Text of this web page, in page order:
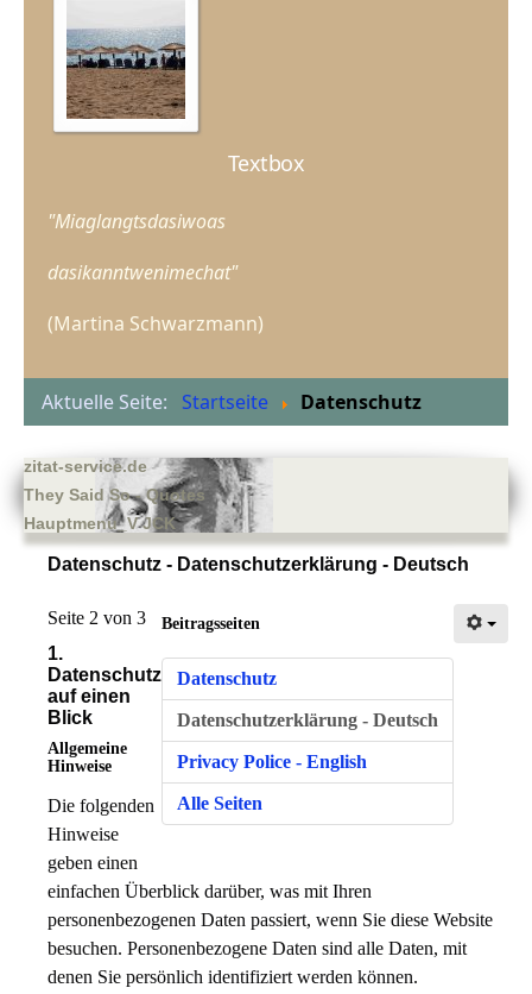
Textbox
"Miaglangtsdasiwoas
dasikanntwenimechat"
(Martina Schwarzmann)
Aktuelle Seite: Startseite Datenschutz
zitat-service.de
They Said So - Quotes
Hauptmenu_V JCK
Datenschutz - Datenschutzerklärung - Deutsch
Beitragsseiten
Datenschutz
Datenschutzerklärung - Deutsch
Privacy Police - English
Alle Seiten
Seite 2 von 3
1.
Datenschutz
auf einen
Blick
Allgemeine
Hinweise
Die folgenden
Hinweise
geben einen
einfachen Überblick darüber, was mit Ihren
personenbezogenen Daten passiert, wenn Sie diese Website
besuchen. Personenbezogene Daten sind alle Daten, mit
denen Sie persönlich identifiziert werden können.